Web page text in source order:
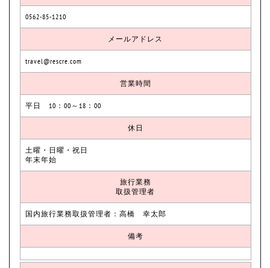
0562-85-1210
メールアドレス
travel@rescre.com
営業時間
平日 10：00～18：00
休日
土曜・日曜・祝日
年末年始
旅行業務
取扱管理者
国内旅行業務取扱管理者：高橋 幸太郎
備考